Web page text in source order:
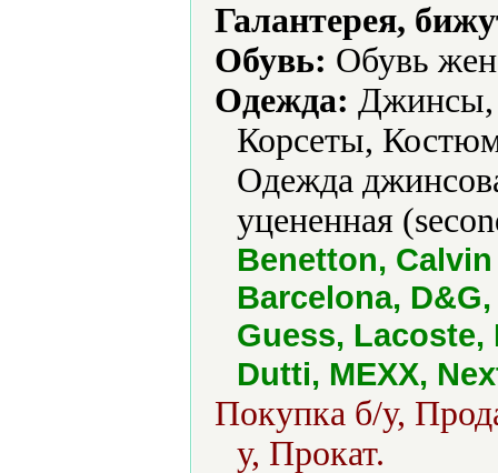
Галантерея,
Обувь: Обувь
Одежда: Джинсы,
Корсеты,
Одежда
уцененная
Benetton,
Barcelona,
Guess, Lacoste,
Dutti, MEXX,
Покупка б/у,
у, Прокат.